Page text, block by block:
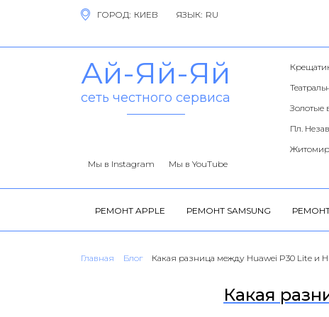
ГОРОД: ЯЗЫК:
Ай-Яй-Яй
сеть честного сервиса
Мы в Instagram Мы в YouTube
Золотые
Пл.
РЕМОНТ APPLE РЕМОНТ SAMSUNG РЕМОНТ
Главная Блог Какая разница между Huawei P30 Lite и
Какая